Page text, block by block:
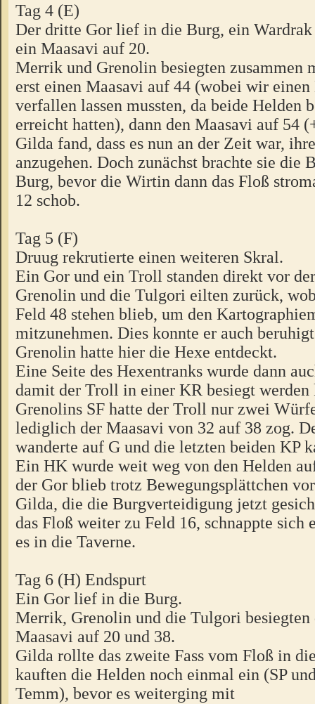
Tag 4 (E)
Der dritte Gor lief in die Burg, ein
ein Maasavi auf 20.
Merrik und Grenolin besiegten zusammen
erst einen Maasavi auf 44 (wobei wir
verfallen lassen mussten, da beide Helden
erreicht hatten), dann den Maasavi auf 54
Gilda fand, dass es nun an der Zeit war,
anzugehen. Doch zunächst brachte sie die
Burg, bevor die Wirtin dann das Floß
12 schob.
Tag 5 (F)
Druug rekrutierte einen weiteren Skral.
Ein Gor und ein Troll standen direkt vor
Grenolin und die Tulgori eilten zurück,
Feld 48 stehen blieb, um den
mitzunehmen. Dies konnte er auch
Grenolin hatte hier die Hexe entdeckt.
Eine Seite des Hexentranks wurde dann
damit der Troll in einer KR besiegt werden
Grenolins SF hatte der Troll nur zwei
lediglich der Maasavi von 32 auf 38 zog.
wanderte auf G und die letzten beiden KP
Ein HK wurde weit weg von den Helden
der Gor blieb trotz Bewegungsplättchen
Gilda, die die Burgverteidigung jetzt
das Floß weiter zu Feld 16, schnappte sich
es in die Taverne.
Tag 6 (H) Endspurt
Ein Gor lief in die Burg.
Merrik, Grenolin und die Tulgori besiegten
Maasavi auf 20 und 38.
Gilda rollte das zweite Fass vom Floß in
kauften die Helden noch einmal ein (SP
Temm), bevor es weiterging mit